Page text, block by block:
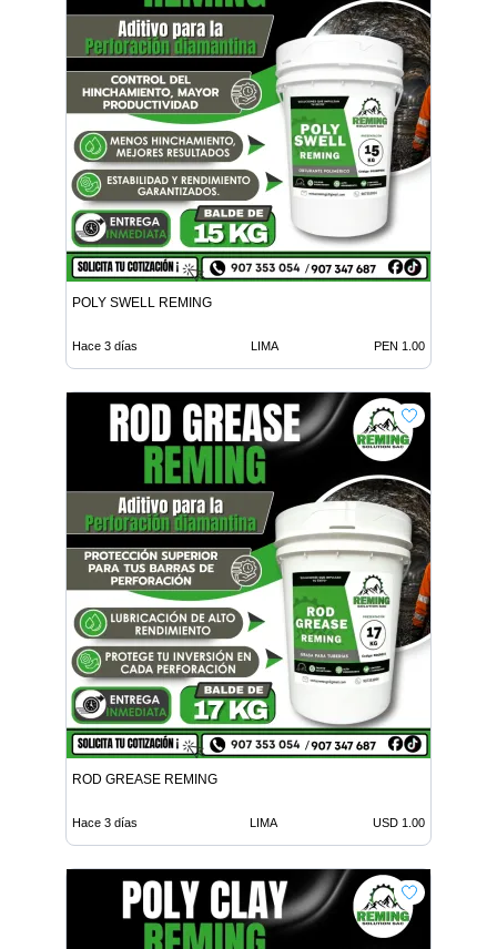
POLY SWELL REMING
Hace 3 días LIMA PEN 1.00
ROD GREASE REMING
Hace 3 días LIMA USD 1.00